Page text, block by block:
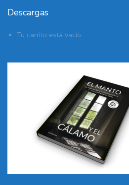
Descargas
Tu carrito está vacío.